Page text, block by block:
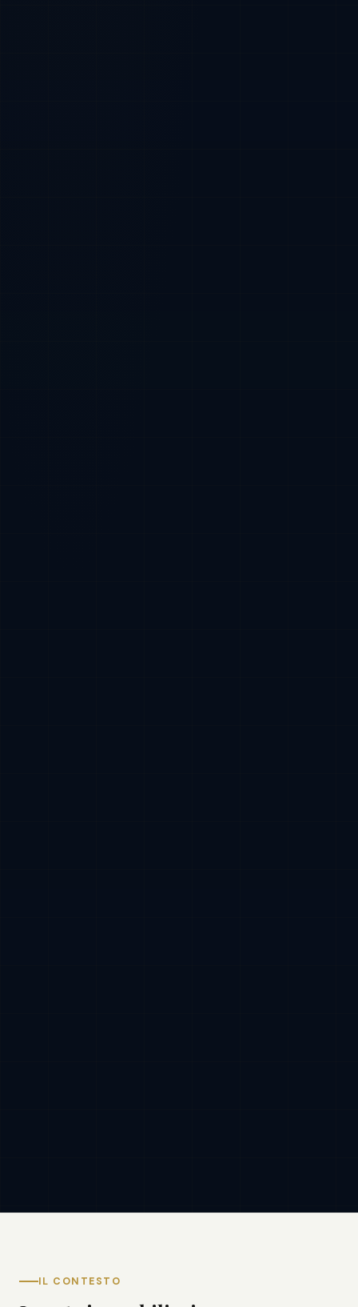
IL CONTESTO